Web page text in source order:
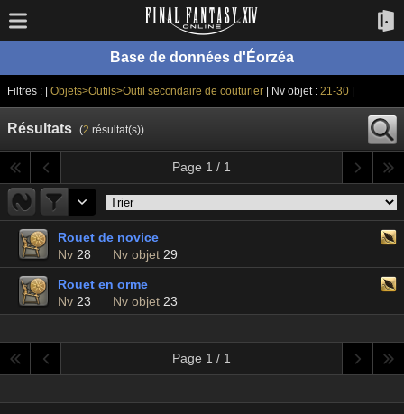
Base de données d'Éorzéa
Filtres : | Objets>Outils>Outil secondaire de couturier | Nv objet : 21-30|
Résultats (2 résultat(s))
Page 1 / 1
Rouet de novice
Nv 28 Nv objet 29
Rouet en orme
Nv 23 Nv objet 23
Page 1 / 1